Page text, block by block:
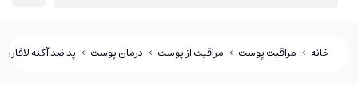
خانه > مراقبت پوست > مراقبت از پوست > درمان پوست > پد ضد آکنه لافارر حاوی نیاسین